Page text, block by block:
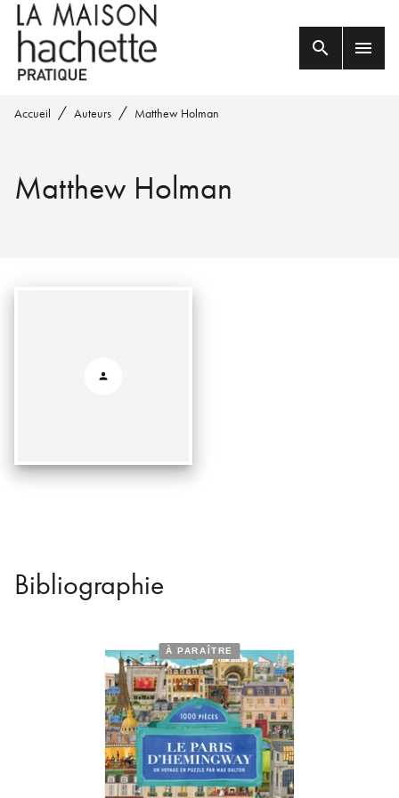
MENU RECHERCHE
PIED DE PAGE
search menu
Accueil / Auteurs / Matthew Holman
Matthew Holman
Bibliographie
À PARAÎTRE